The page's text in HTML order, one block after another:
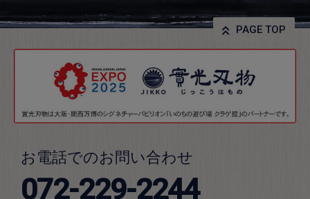
PAGE TOP
お電話でのお問い合わせ
072-229-2244